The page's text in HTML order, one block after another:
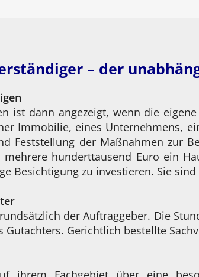
– der
ist dann angezeigt, wenn die
Immobilie, eines Unternehmens,
Feststellung der Maßnahmen zur
hunderttausend Euro ein
Besichtigung zu investieren. Sie
der Auftraggeber. Die
Gutachters. Gerichtlich bestellte